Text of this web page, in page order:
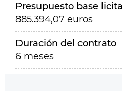
Presupuesto base
885.394,07 euros
Duración del contrato
6 meses